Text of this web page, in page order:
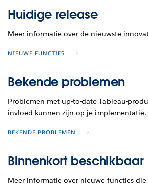
Huidige release
Meer informatie over de nieuwste
NIEUWE FUNCTIES
Bekende problemen
Problemen met up-to-date Tableau-
invloed kunnen zijn op je implementatie.
BEKENDE PROBLEMEN
Binnenkort beschikbaar
Meer informatie over nieuwe functies